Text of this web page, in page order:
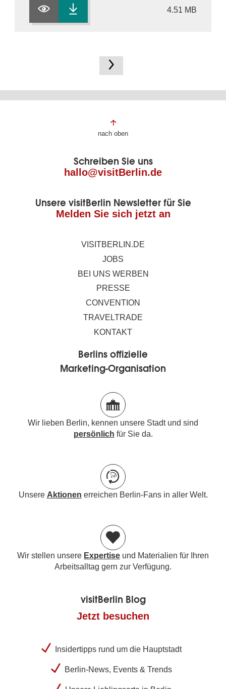
4.51 MB
Fußbereich
Seite
nach oben
Schreiben Sie uns
hallo@visitBerlin.de
Unsere visitBerlin Newsletter für Sie
Melden Sie sich jetzt an
VISITBERLIN.DE
JOBS
BEI UNS WERBEN
PRESSE
CONVENTION
TRAVELTRADE
KONTAKT
Berlins offizielle
Marketing-Organisation
Wir lieben Berlin, kennen unsere Stadt und sind
persönlich für Sie da.
Unsere Aktionen erreichen Berlin-Fans in aller Welt.
Wir stellen unsere Expertise und Materialien für Ihren
Arbeitsalltag gern zur Verfügung.
visitBerlin Blog
Jetzt besuchen
Insidertipps rund um die Hauptstadt
Berlin-News, Events & Trends